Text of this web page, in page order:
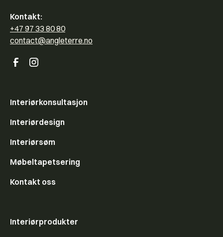
Kontakt:
+47 97 33 80 80
contact@angleterre.no
Interiørkonsultasjon
Interiørdesign
Interiørsøm
Møbeltapetsering
Kontakt oss
Interiørprodukter